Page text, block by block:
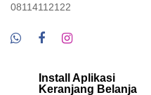
08114112122
Install Aplikasi
Keranjang Belanja